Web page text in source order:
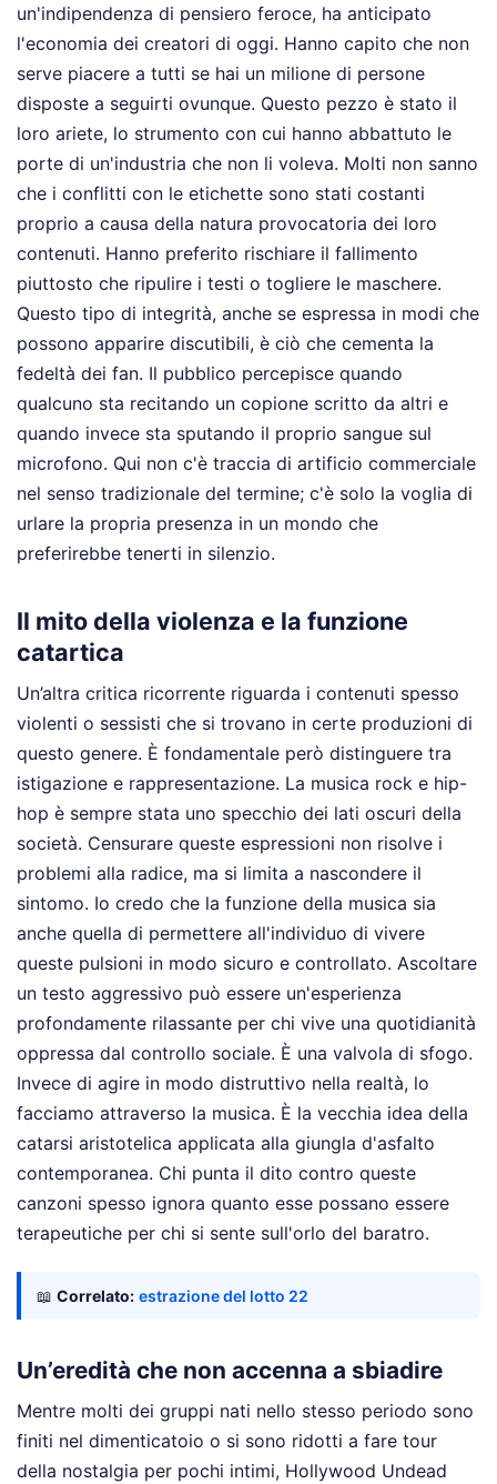
un'indipendenza di pensiero feroce, ha anticipato
l'economia dei creatori di oggi. Hanno capito che non
serve piacere a tutti se hai un milione di persone
disposte a seguirti ovunque. Questo pezzo è stato il
loro ariete, lo strumento con cui hanno abbattuto le
porte di un'industria che non li voleva. Molti non sanno
che i conflitti con le etichette sono stati costanti
proprio a causa della natura provocatoria dei loro
contenuti. Hanno preferito rischiare il fallimento
piuttosto che ripulire i testi o togliere le maschere.
Questo tipo di integrità, anche se espressa in modi che
possono apparire discutibili, è ciò che cementa la
fedeltà dei fan. Il pubblico percepisce quando
qualcuno sta recitando un copione scritto da altri e
quando invece sta sputando il proprio sangue sul
microfono. Qui non c'è traccia di artificio commerciale
nel senso tradizionale del termine; c'è solo la voglia di
urlare la propria presenza in un mondo che
preferirebbe tenerti in silenzio.
Il mito della violenza e la funzione
catartica
Un’altra critica ricorrente riguarda i contenuti spesso
violenti o sessisti che si trovano in certe produzioni di
questo genere. È fondamentale però distinguere tra
istigazione e rappresentazione. La musica rock e hip-
hop è sempre stata uno specchio dei lati oscuri della
società. Censurare queste espressioni non risolve i
problemi alla radice, ma si limita a nascondere il
sintomo. Io credo che la funzione della musica sia
anche quella di permettere all'individuo di vivere
queste pulsioni in modo sicuro e controllato. Ascoltare
un testo aggressivo può essere un'esperienza
profondamente rilassante per chi vive una quotidianità
oppressa dal controllo sociale. È una valvola di sfogo.
Invece di agire in modo distruttivo nella realtà, lo
facciamo attraverso la musica. È la vecchia idea della
catarsi aristotelica applicata alla giungla d'asfalto
contemporanea. Chi punta il dito contro queste
canzoni spesso ignora quanto esse possano essere
terapeutiche per chi si sente sull'orlo del baratro.
📖 Correlato: estrazione del lotto 22
Un’eredità che non accenna a sbiadire
Mentre molti dei gruppi nati nello stesso periodo sono
finiti nel dimenticatoio o si sono ridotti a fare tour
della nostalgia per pochi intimi, Hollywood Undead